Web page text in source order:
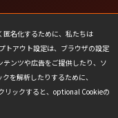
名化するために、私たちは
トアウト設定は、ブラウザの設定
ンツや広告をご提供したり、ソ
を解析したりするために、
リックすると、optional Cookieの
の販売や共有を許可し
リース
わせ